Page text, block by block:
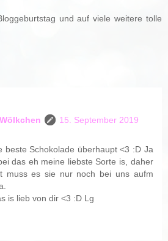
und auf viele weitere tolle
15. September 2019
beste Schokolade überhaupt <3 :D Ja
das eh meine liebste Sorte is, daher
muss es sie nur noch bei uns aufm
is lieb von dir <3 :D Lg